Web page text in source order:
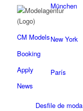
München
New York
París
Desfile de moda
CM Models
Booking
Apply
News